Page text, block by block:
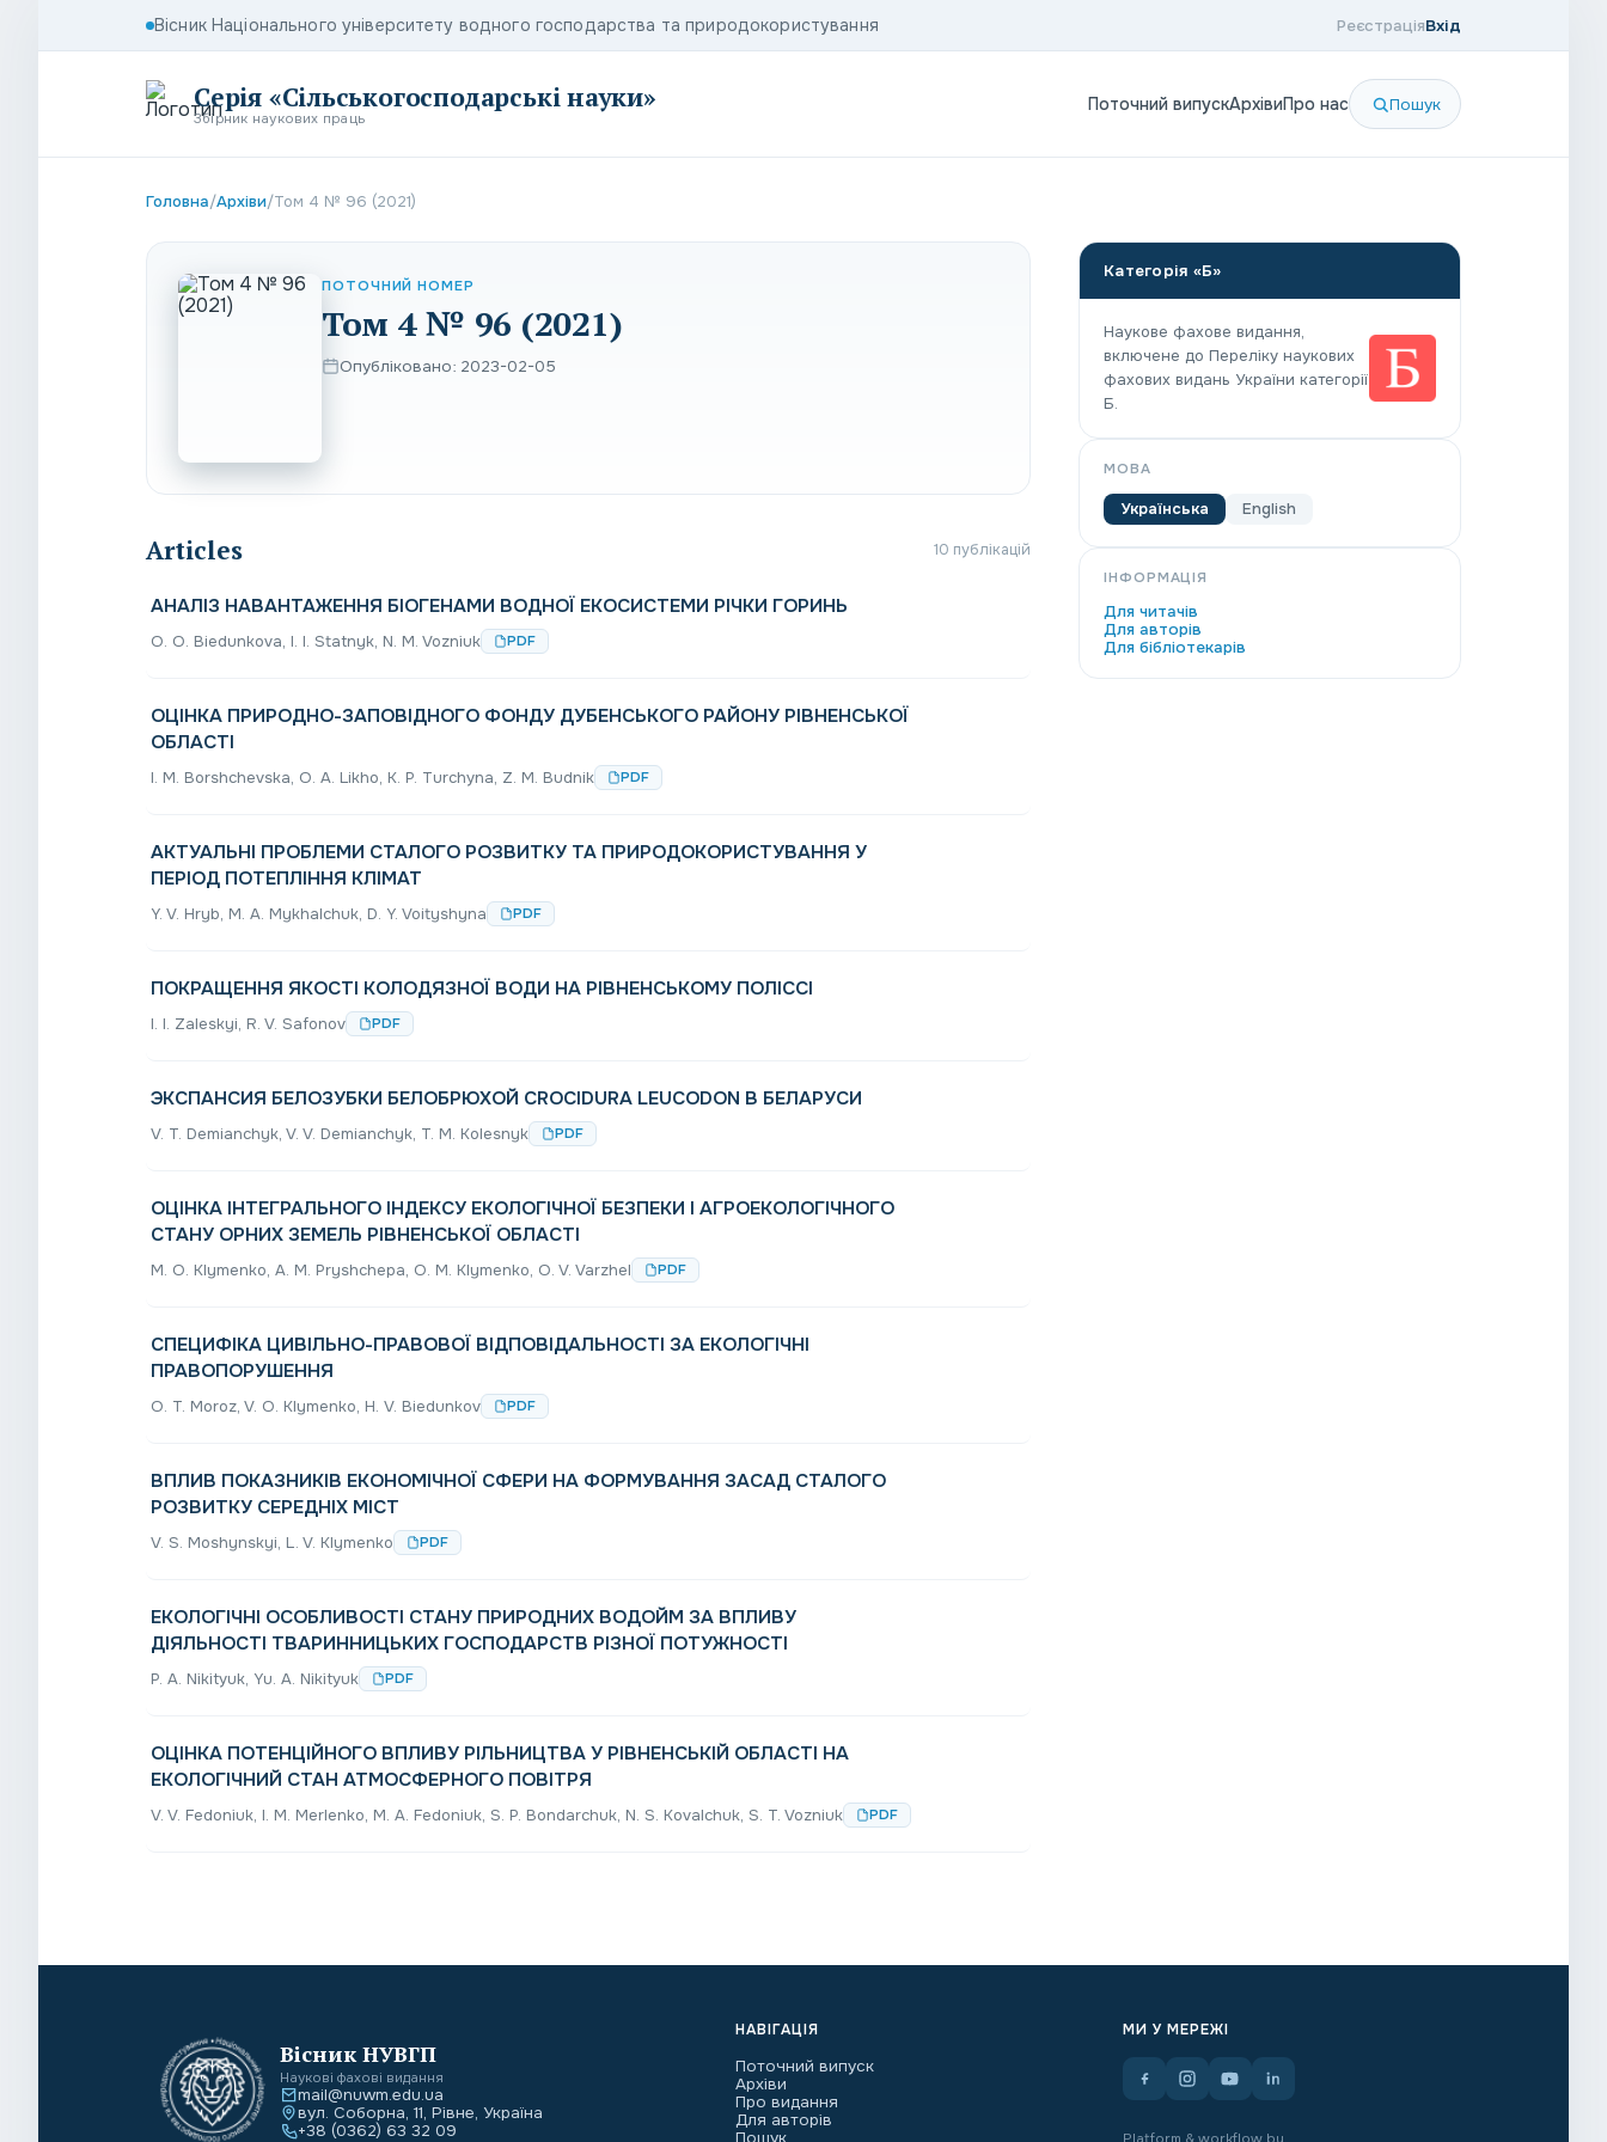
Вісник Національного університету водного господарства та природокористування РеєстраціяВхід
Серія «Сільськогосподарські науки»
Збірник наукових праць
Поточний випускАрхівиПро нас Пошук
Головна/Архіви/Том 4 № 96 (2021)
ПОТОЧНИЙ НОМЕР
Том 4 № 96 (2021)
Опубліковано: 2023-02-05
Articles 10 публікацій
АНАЛІЗ НАВАНТАЖЕННЯ БІОГЕНАМИ ВОДНОЇ ЕКОСИСТЕМИ РІЧКИ ГОРИНЬ
O. O. Biedunkova, I. I. Statnyk, N. M. Voznіuk PDF
ОЦІНКА ПРИРОДНО-ЗАПОВІДНОГО ФОНДУ ДУБЕНСЬКОГО РАЙОНУ РІВНЕНСЬКОЇ
ОБЛАСТІ
I. M. Borshchevska, O. A. Likho, K. P. Turchуna, Z. M. Budnik PDF
АКТУАЛЬНІ ПРОБЛЕМИ СТАЛОГО РОЗВИТКУ ТА ПРИРОДОКОРИСТУВАННЯ У
ПЕРІОД ПОТЕПЛІННЯ КЛІМАТ
Y. V. Hryb, M. A. Mykhalchuk, D. Y. Voityshyna PDF
ПОКРАЩЕННЯ ЯКОСТІ КОЛОДЯЗНОЇ ВОДИ НА РІВНЕНСЬКОМУ ПОЛІССІ
I. I. Zaleskyi, R. V. Safonov PDF
ЭКСПАНСИЯ БЕЛОЗУБКИ БЕЛОБРЮХОЙ CROCIDURA LEUCODON В БЕЛАРУСИ
V. T. Demianchyk, V. V. Demianchyk, T. M. Kolesnyk PDF
ОЦІНКА ІНТЕГРАЛЬНОГО ІНДЕКСУ ЕКОЛОГІЧНОЇ БЕЗПЕКИ І АГРОЕКОЛОГІЧНОГО
СТАНУ ОРНИХ ЗЕМЕЛЬ РІВНЕНСЬКОЇ ОБЛАСТІ
M. O. Klymenko, A. M. Pryshchepa, O. M. Klymenko, O. V. Varzhel PDF
СПЕЦИФІКА ЦИВІЛЬНО-ПРАВОВОЇ ВІДПОВІДАЛЬНОСТІ ЗА ЕКОЛОГІЧНІ
ПРАВОПОРУШЕННЯ
О. T. Moroz, V. O. Klymenko, Н. V. Biedunkov PDF
ВПЛИВ ПОКАЗНИКІВ ЕКОНОМІЧНОЇ СФЕРИ НА ФОРМУВАННЯ ЗАСАД СТАЛОГО
РОЗВИТКУ СЕРЕДНІХ МІСТ
V. S. Moshynskyi, L. V. Klymenko PDF
ЕКОЛОГІЧНІ ОСОБЛИВОСТІ СТАНУ ПРИРОДНИХ ВОДОЙМ ЗА ВПЛИВУ
ДІЯЛЬНОСТІ ТВАРИННИЦЬКИХ ГОСПОДАРСТВ РІЗНОЇ ПОТУЖНОСТІ
P. A. Nіkіtуuk, Yu. A. Nіkіtуuk PDF
ОЦІНКА ПОТЕНЦІЙНОГО ВПЛИВУ РІЛЬНИЦТВА У РІВНЕНСЬКІЙ ОБЛАСТІ НА
ЕКОЛОГІЧНИЙ СТАН АТМОСФЕРНОГО ПОВІТРЯ
V. V. Fedonіuk, I. M. Merlenko, M. A. Fedonіuk, S. P. Bondarchuk, N. S. Kovalchuk, S. T. Vozniuk PDF
Категорія «Б»
Наукове фахове видання,
включене до Переліку наукових
фахових видань України категорії
Б.
МОВА
Українська English
ІНФОРМАЦІЯ
Для читачів
Для авторів
Для бібліотекарів
Вісник НУВГП
Наукові фахові видання
mail@nuwm.edu.ua
вул. Соборна, 11, Рівне, Україна
+38 (0362) 63 32 09
НАВІГАЦІЯ
Поточний випуск
Архіви
Про видання
Для авторів
Пошук
МИ У МЕРЕЖІ